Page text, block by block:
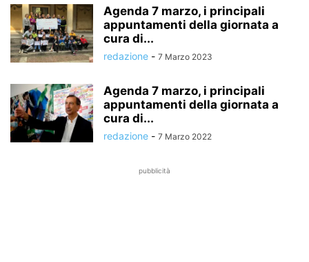
Agenda 7 marzo, i principali
appuntamenti della giornata a
cura di...
redazione - 7 Marzo 2023
Agenda 7 marzo, i principali
appuntamenti della giornata a
cura di...
redazione - 7 Marzo 2022
pubblicità